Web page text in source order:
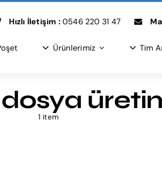
Hızlı İletişim :0546 220 31 47
Ürünlerimiz Tim
1 item